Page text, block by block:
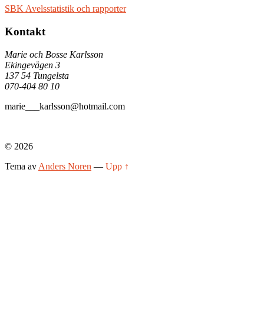
SBK Avelsstatistik och rapporter
Kontakt
Marie och Bosse Karlsson
Ekingevägen 3
137 54 Tungelsta
070-404 80 10
marie___karlsson@hotmail.com
© 2026
Tema av Anders Noren — Upp ↑